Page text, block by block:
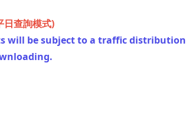
日查詢模式)
will be subject to a traffic distribution